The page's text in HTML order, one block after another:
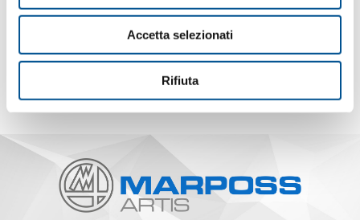
Accetta selezionati
Rifiuta
Intermediate status: Reduction of 86% Transmission Rejects
based on a quantity of 180,000 machines parts